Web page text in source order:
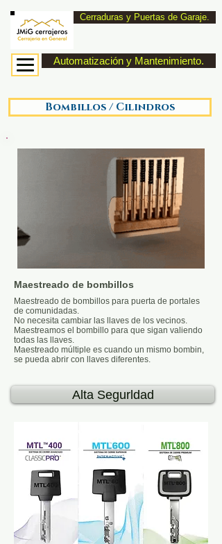
Cerraduras y Puertas de Garaje.
Automatización y Mantenimiento.
Bombillos / Cilindros
Maestreado de bombillos
Maestreado de bombillos para puerta de portales
de comunidadas.
No necesita cambiar las llaves de los vecinos.
Maestreamos el bombillo para que sigan valiendo
todas las llaves.
Maestreado múltiple es cuando un mismo bombin,
se pueda abrir con llaves diferentes.
Alta Segurldad